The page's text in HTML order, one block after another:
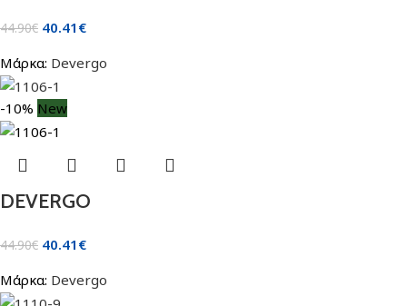
44.90€ 40.41 €
Μάρκα: Devergo
-10% New
DEVERGO
44.90€ 40.41 €
Μάρκα: Devergo